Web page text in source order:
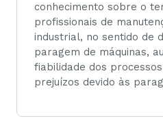
conhecimento sobre o
profissionais de
industrial, no sentido de
paragem de máquinas,
fiabilidade dos
prejuízos devido às